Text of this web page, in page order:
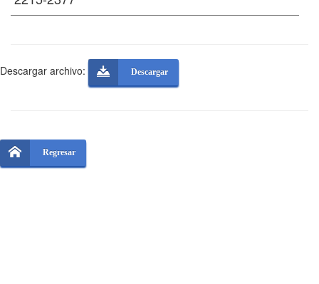
Descargar archivo: Descargar
Regresar